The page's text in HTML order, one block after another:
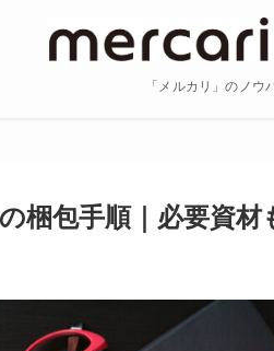
「メルカリ」のノウ
梱包手順｜必要資材